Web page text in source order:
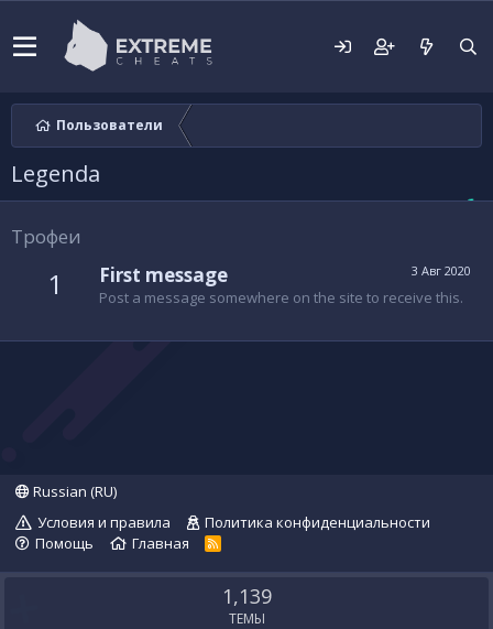
Пользователи
Legenda
Трофеи
1 3 Авг 2020
First message
Post a message somewhere on the site to receive this.
Russian (RU)
Условия и правила
Политика конфиденциальности
Помощь
Главная
R
S
1,139
ТЕМЫ